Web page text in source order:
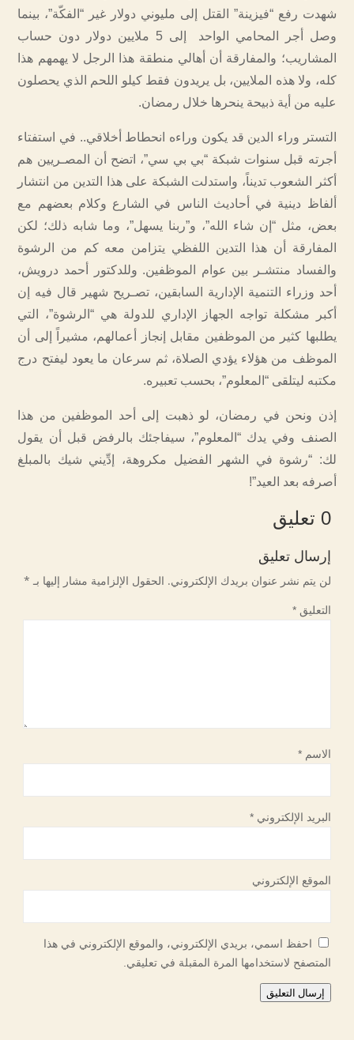
شهدت رفع “فيزينة” القتل إلى مليوني دولار غير “الفكّة”، بينما
وصل أجر المحامي الواحد إلى 5 ملايين دولار دون حساب
المشاريب؛ والمفارقة أن أهالي منطقة هذا الرجل لا يهمهم هذا
كله، ولا هذه الملايين، بل يريدون فقط كيلو اللحم الذي يحصلون
عليه من أية ذبيحة ينحرها خلال رمضان.
التستر وراء الدين قد يكون وراءه انحطاط أخلاقي.. في استفتاء
أجرته قبل سنوات شبكة “بي بي سي”، اتضح أن المصـريين هم
أكثر الشعوب تديناً، واستدلت الشبكة على هذا التدين من انتشار
ألفاظ دينية في أحاديث الناس في الشارع وكلام بعضهم مع
بعض، مثل “إن شاء الله”، و”ربنا يسهل”، وما شابه ذلك؛ لكن
المفارقة أن هذا التدين اللفظي يتزامن معه كم من الرشوة
والفساد منتشـر بين عوام الموظفين. وللدكتور أحمد درويش،
أحد وزراء التنمية الإدارية السابقين، تصـريح شهير قال فيه إن
أكبر مشكلة تواجه الجهاز الإداري للدولة هي “الرشوة”، التي
يطلبها كثير من الموظفين مقابل إنجاز أعمالهم، مشيراً إلى أن
الموظف من هؤلاء يؤدي الصلاة، ثم سرعان ما يعود ليفتح درج
مكتبه ليتلقى “المعلوم”، بحسب تعبيره.
إذن ونحن في رمضان، لو ذهبت إلى أحد الموظفين من هذا
الصنف وفي يدك “المعلوم”، سيفاجئك بالرفض قبل أن يقول
لك: “رشوة في الشهر الفضيل مكروهة، إدِّيني شيك بالمبلغ
أصرفه بعد العيد”!
0 تعليق
إرسال تعليق
لن يتم نشر عنوان بريدك الإلكتروني. الحقول الإلزامية مشار إليها بـ *
التعليق*
الاسم*
البريد الإلكتروني*
الموقع الإلكتروني
احفظ اسمي، بريدي الإلكتروني، والموقع الإلكتروني في هذا
المتصفح لاستخدامها المرة المقبلة في تعليقي.
إرسال التعليق